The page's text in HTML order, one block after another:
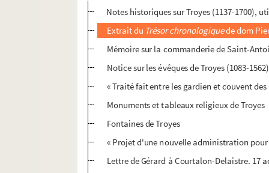
Notes historiques sur Troyes (1137-1700),
Extrait du Trésor chronologiquede dom
Mémoire sur la commanderie de Saint-
Notice sur les évêques de Troyes (1083-1562)
« Traité fait entre les gardien et couvent
Monuments et tableaux religieux de Troyes
Fontaines de Troyes
« Projet d'une nouvelle administration
Lettre de Gérard à Courtalon-Delaistre. 17